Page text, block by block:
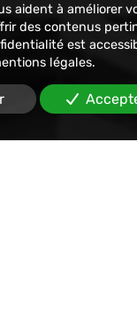
aident à améliorer
des contenus
est
légales.